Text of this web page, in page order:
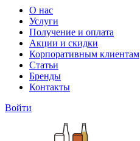
О нас
Услуги
Получение и оплата
Акции и скидки
Корпоративным клиентам
Статьи
Бренды
Контакты
Войти